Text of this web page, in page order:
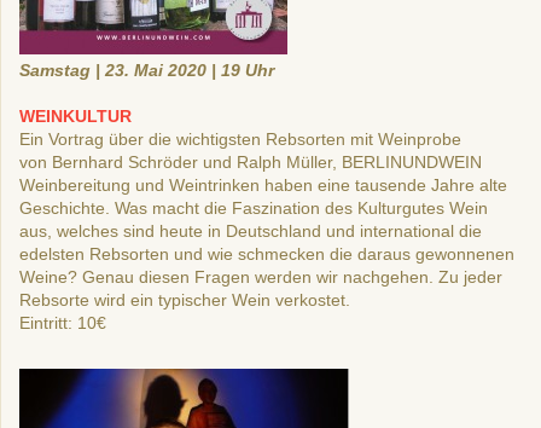
Samstag | 23. Mai 2020 | 19 Uhr
WEINKULTUR
Ein Vortrag über die wichtigsten Rebsorten mit Weinprobe
von Bernhard Schröder und Ralph Müller, BERLINUNDWEIN
Weinbereitung und Weintrinken haben eine tausende Jahre alte
Geschichte. Was macht die Faszination des Kulturgutes Wein
aus, welches sind heute in Deutschland und international die
edelsten Rebsorten und wie schmecken die daraus gewonnenen
Weine? Genau diesen Fragen werden wir nachgehen. Zu jeder
Rebsorte wird ein typischer Wein verkostet.
Eintritt: 10€